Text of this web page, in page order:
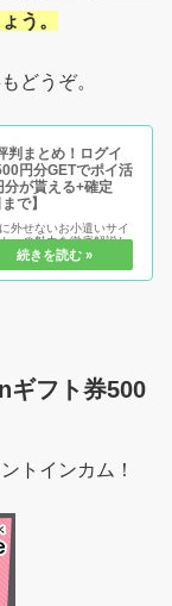
う。
どうぞ。
判まとめ！ログイ
円分GETでポイ活
分が貰える+確定
で】
外せないお小遣いサイ
」の魅力を徹底解説し
は、他サイトと比べて
い！その理由は、ポイ
く「交換するタイミン
ギフト券500
トインカム！